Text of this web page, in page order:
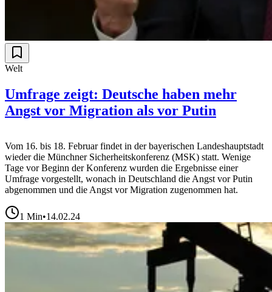
Welt
Umfrage zeigt: Deutsche haben mehr
Angst vor Migration als vor Putin
Vom 16. bis 18. Februar findet in der bayerischen Landeshauptstadt
wieder die Münchner Sicherheitskonferenz (MSK) statt. Wenige
Tage vor Beginn der Konferenz wurden die Ergebnisse einer
Umfrage vorgestellt, wonach in Deutschland die Angst vor Putin
abgenommen und die Angst vor Migration zugenommen hat.
1 Min•14.02.24